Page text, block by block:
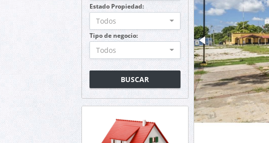
Estado Propiedad:
Todos
Tipo de negocio:
Todos
BUSCAR